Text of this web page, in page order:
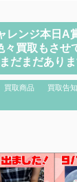
レンジ本日A
々買取もさせ
まだまだありま
買取商品 買取告知